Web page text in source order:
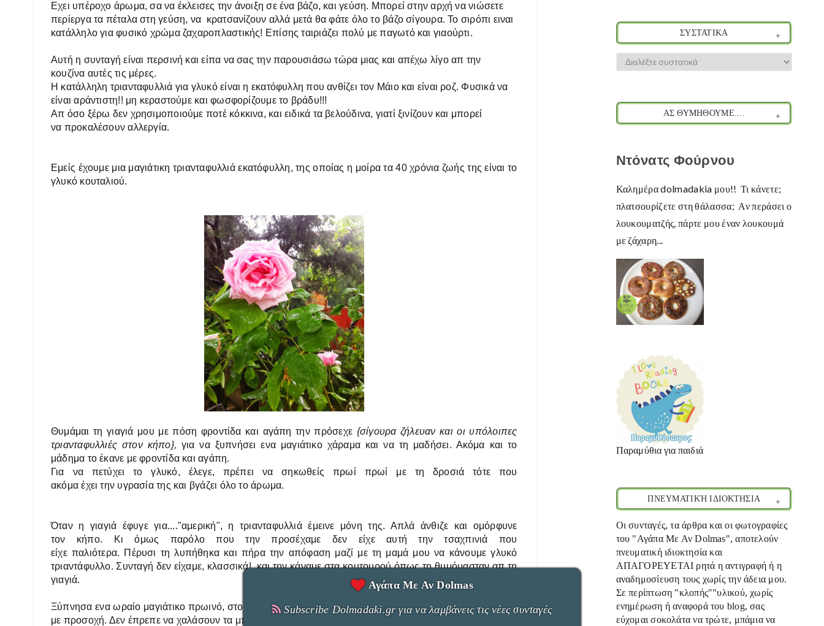
Εχει υπέροχο άρωμα, σα να έκλεισες την άνοιξη σε ένα βάζο, και γεύση. Μπορεί στην αρχή να νιώσετε
περίεργα τα πέταλα στη γεύση, να κρατσανίζουν αλλά μετά θα φάτε όλο το βάζο σίγουρα. Το σιρόπι ειναι
κατάλληλο για φυσικό χρώμα ζαχαροπλαστικής! Επίσης ταιριάζει πολύ με παγωτό και γιαούρτι.
Αυτή η συνταγή είναι περσινή και είπα να σας την παρουσιάσω τώρα μιας και απέχω λίγο απ την
κουζίνα αυτές τις μέρες.
Η κατάλληλη τριανταφυλλιά για γλυκό είναι η εκατόφυλλη που ανθίζει τον Μάιο και είναι ροζ. Φυσικά να
είναι αράντιστη!! μη κεραστούμε και φωσφορίζουμε το βράδυ!!!
Απ όσο ξέρω δεν χρησιμοποιούμε ποτέ κόκκινα, και ειδικά τα βελούδινα, γιατί ξινίζουν και μπορεί
να προκαλέσουν αλλεργία.
Εμείς έχουμε μια μαγιάτικη τριανταφυλλιά εκατόφυλλη, της οποίας η μοίρα τα 40 χρόνια ζωής της είναι το
γλυκό κουταλιού.
Θυμάμαι τη γιαγιά μου με πόση φροντίδα και αγάπη την πρόσεχε {σίγουρα ζήλευαν και οι υπόλοιπες
τριανταφυλλιές στον κήπο}, για να ξυπνήσει ενα μαγιάτικο χάραμα και να τη μαδήσει. Ακόμα και το
μάδημα το έκανε με φροντίδα και αγάπη.
Για να πετύχει το γλυκό, έλεγε, πρέπει να σηκωθείς πρωί πρωί με τη δροσιά τότε που
ακόμα έχει την υγρασία της και βγάζει όλο το άρωμα.
Όταν η γιαγιά έφυγε για...."αμερική", η τριανταφυλλιά έμεινε μόνη της. Απλά άνθιζε και ομόρφυνε
τον κήπο. Κι όμως παρόλο που την προσέχαμε δεν είχε αυτή την τσαχπινιά που
είχε παλιότερα. Πέρυσι τη λυπήθηκα και πήρα την απόφαση μαζί με τη μαμά μου να κάνουμε γλυκό
τριαντάφυλλο. Συνταγή δεν είχαμε, κλασσικά!, και την κάναμε στα κουτουρού όπως τη θυμόμασταν απ τη
γιαγιά.
Ξύπνησα ενα ωραίο μαγιάτικο πρωινό, στο τσακ πρόλαβα τον ήλιο, και άρχισα να κόβω τα τριαντάφυλλα
με προσοχή. Δεν έπρεπε να χαλάσουν τα μπουμπούκια.
ΣΥΣΤΑΤΙΚΑ
ΑΣ ΘΥΜΗΘΟΥΜΕ....
Ντόνατς Φούρνου
Καλημέρα dolmadakia μου!! Τι κάνετε;
πλατσουρίζετε στη θάλασσα; Αν περάσει ο
λουκουματζής, πάρτε μου έναν λουκουμά
με ζάχαρη...
Παραμύθια για παιδιά
ΠΝΕΥΜΑΤΙΚΉ ΙΔΙΟΚΤΗΣΙΑ
Οι συνταγές, τα άρθρα και οι φωτογραφίες
του "Αγάπα Με Αν Dolmas", αποτελούν
πνευματική ιδιοκτησία και
ΑΠΑΓΟΡΕΥΕΤΑΙ ρητά η αντιγραφή ή η
αναδημοσίευση τους χωρίς την άδεια μου.
Σε περίπτωση "κλοπής""υλικού, χωρίς
ενημέρωση ή αναφορά του blog, σας
εύχομαι σοκολάτα να τρώτε, μπάμια να
Αγάπα Με Αν Dolmas
Subscribe Dolmadaki.gr για να λαμβάνεις τις νέες συνταγές